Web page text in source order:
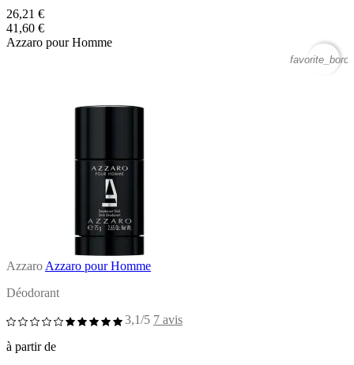
26,21 €
41,60 €
Azzaro pour Homme
Azzaro Azzaro pour Homme
Déodorant
3,1/5 7 avis
à partir de